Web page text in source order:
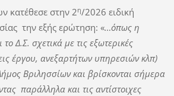
κατέθεσε στην 2η/2026 ειδική
την εξής ερώτηση: «…όπως η
Δ.Σ. σχετικά με τις εξωτερικές
έργου, ανεξαρτήτων υπηρεσιών κλπ)
Βριλησσίων και βρίσκονται σήμερα
παράλληλα και τις αντίστοιχες